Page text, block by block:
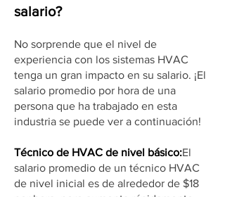
salario?
No sorprende que el nivel de
experiencia con los sistemas HVAC
tenga un gran impacto en su salario. ¡El
salario promedio por hora de una
persona que ha trabajado en esta
industria se puede ver a continuación!
Técnico de HVAC de nivel básico:El
salario promedio de un técnico HVAC
de nivel inicial es de alrededor de $18